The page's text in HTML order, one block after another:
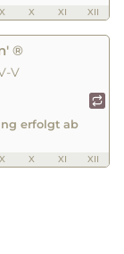
X XI XII
®
V
erfolgt ab
X XI XII